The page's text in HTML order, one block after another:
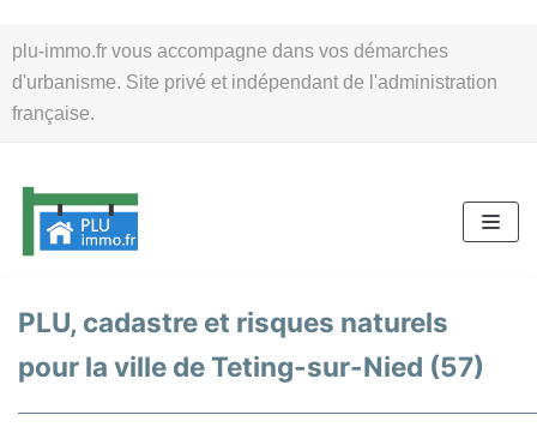
plu-immo.fr vous accompagne dans vos démarches
d'urbanisme. Site privé et indépendant de l'administration
française.
au
contenu
PLU, cadastre et risques naturels
pour la ville de Teting-sur-Nied (57)